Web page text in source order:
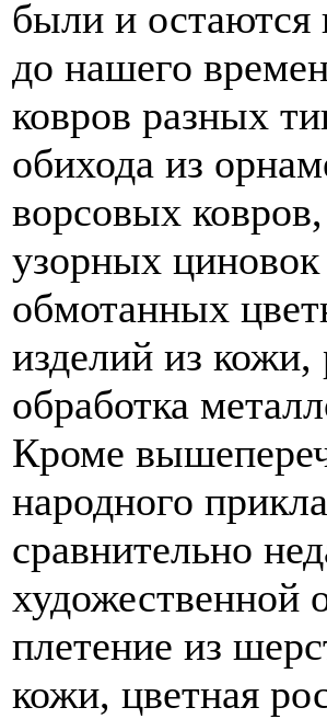
были и остаются
до нашего
ковров разных
обихода из
ворсовых
узорных циновок
обмотанных
изделий из кожи,
обработка
Кроме
народного
сравнительно
художественной
плетение из
кожи, цветная